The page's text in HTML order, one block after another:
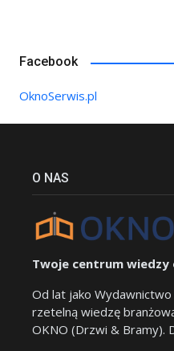
Facebook
OknoSerwis.pl
O NAS
Twoje centrum
Od lat jako
rzetelną wiedzę
OKNO (Drzwi & Bramy).